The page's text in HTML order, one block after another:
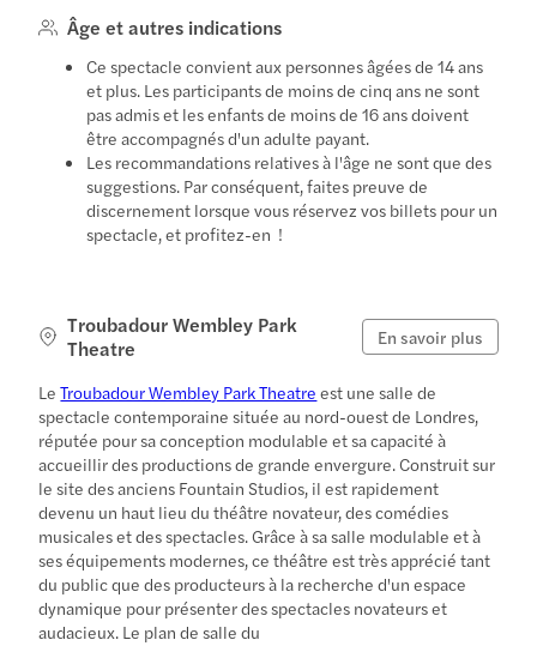
Âge et autres indications
Ce spectacle convient aux personnes âgées de 14 ans
et plus. Les participants de moins de cinq ans ne sont
pas admis et les enfants de moins de 16 ans doivent
être accompagnés d'un adulte payant.
Les recommandations relatives à l'âge ne sont que des
suggestions. Par conséquent, faites preuve de
discernement lorsque vous réservez vos billets pour un
spectacle, et profitez-en !
Troubadour Wembley Park
Theatre
En savoir plus
LeTroubadour Wembley Park Theatre est une salle de
spectacle contemporaine située au nord-ouest de Londres,
réputée pour sa conception modulable et sa capacité à
accueillir des productions de grande envergure. Construit sur
le site des anciens Fountain Studios, il est rapidement
devenu un haut lieu du théâtre novateur, des comédies
musicales et des spectacles. Grâce à sa salle modulable et à
ses équipements modernes, ce théâtre est très apprécié tant
du public que des producteurs à la recherche d'un espace
dynamique pour présenter des spectacles novateurs et
audacieux. Le plan de salle du